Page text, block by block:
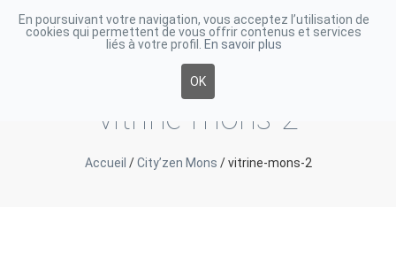
Toggle
vitrine-mons-2
Accueil /City’zen Mons /vitrine-mons-2
En poursuivant votre navigation, vous acceptez l’utilisation de
cookies qui permettent de vous offrir contenus et services
liés à votre profil.
En savoir plus
OK